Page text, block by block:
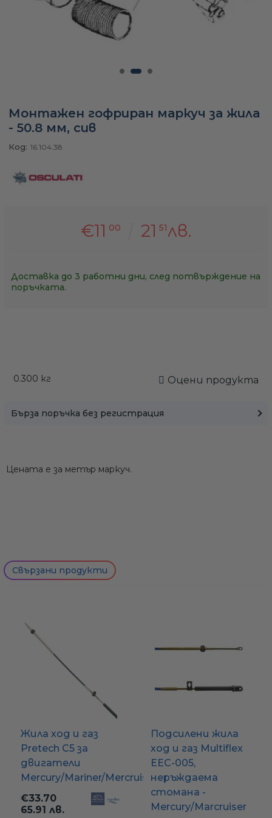
Монтажен гофриран маркуч за жила
- 50.8 мм, сив
Код: 16.104.38
€11 00 21 51лв.
Доставка до 3 работни дни, след потвърждение на
поръчката.
0.300 кг Оцени продукта
Бърза поръчка без регистрация
Само
Цената е за метър маркуч.
Свързани продукти
Жила ход и газ
Pretech C5 за
двигатели
Mercury/Mariner/Mercruiser
€33.70
65.91 лв.
Подсилени жила
ход и газ Multiflex
EEC-005,
неръждаема
стомана -
Mercury/Marcruiser